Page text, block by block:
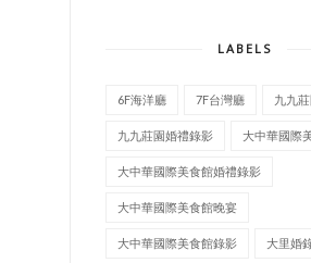
LABELS
6F海洋廳 7F台灣廳 九九
九九莊園婚禮錄影 大中華國際
大中華國際美食館婚禮錄影
大中華國際美食館晚宴
大中華國際美食館錄影 大里婚